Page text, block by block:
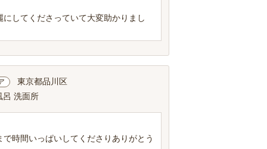
してくださっていて大変助かりまし
東京都品川区
呂 洗面所
時間いっぱいしてくださりありがとう